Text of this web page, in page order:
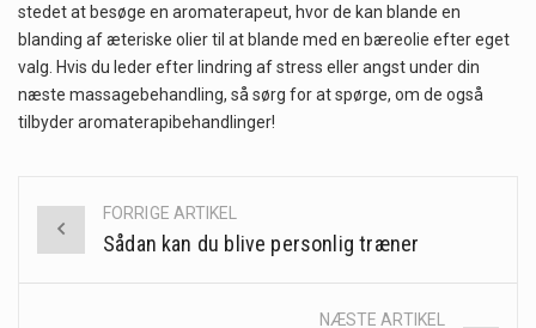
stedet at besøge en aromaterapeut, hvor de kan blande en
blanding af æteriske olier til at blande med en bæreolie efter eget
valg. Hvis du leder efter lindring af stress eller angst under din
næste massagebehandling, så sørg for at spørge, om de også
tilbyder aromaterapibehandlinger!
Post
FORRIGE ARTIKEL
Sådan kan du blive personlig træner
NÆSTE ARTIKEL